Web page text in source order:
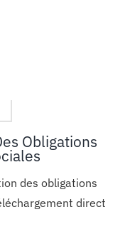
Obligations
des obligations
direct